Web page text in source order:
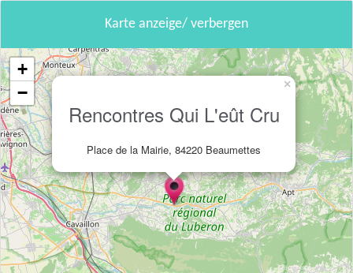
Karte anzeige/ verbergen
Rencontres Qui L'eût Cru
Place de la Mairie, 84220 Beaumettes
×
+
−